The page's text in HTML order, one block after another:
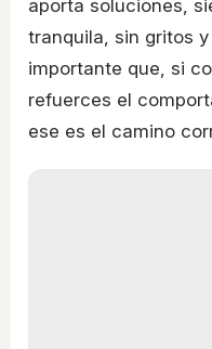
aporta soluciones,
tranquila, sin gritos
importante que, si
refuerces el
ese es el camino